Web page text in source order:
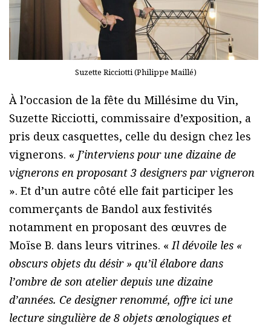
Suzette Ricciotti (Philippe Maillé)
À l’occasion de la fête du Millésime du Vin,
Suzette Ricciotti, commissaire d’exposition, a
pris deux casquettes, celle du design chez les
vignerons. « J’interviens pour une dizaine de
vignerons en proposant 3 designers par vigneron
». Et d’un autre côté elle fait participer les
commerçants de Bandol aux festivités
notamment en proposant des œuvres de
Moïse B. dans leurs vitrines. « Il dévoile les «
obscurs objets du désir » qu’il élabore dans
l’ombre de son atelier depuis une dizaine
d’années. Ce designer renommé, offre ici une
lecture singulière de 8 objets œnologiques et